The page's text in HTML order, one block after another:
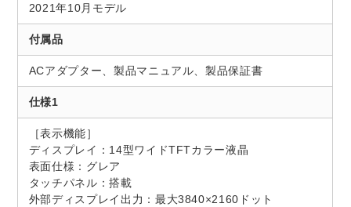
2021年10月モデル
付属品
ACアダプター、製品マニュアル、製品保証書
仕様1
［表示機能］
ディスプレイ：14型ワイドTFTカラー液晶
表面仕様：グレア
タッチパネル：搭載
外部ディスプレイ出力：最大3840×2160ドット